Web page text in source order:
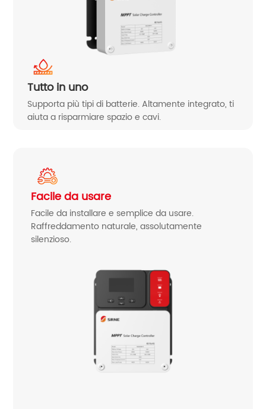
Tutto in uno
Supporta più tipi di batterie. Altamente integrato, ti
aiuta a risparmiare spazio e cavi.
Facile da usare
Facile da installare e semplice da usare.
Raffreddamento naturale, assolutamente
silenzioso.